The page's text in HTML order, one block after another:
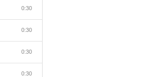
0:30
0:30
0:30
0:30